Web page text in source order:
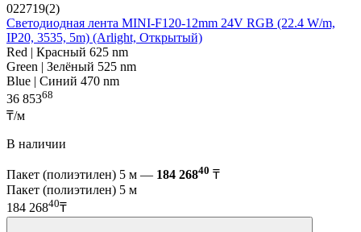
022719(2)
Светодиодная лента MINI-F120-12mm 24V RGB (22.4 W/m,
IP20, 3535, 5m) (Arlight, Открытый)
Red | Красный 625 nm
Green | Зелёный 525 nm
Blue | Синий 470 nm
36 85368
₸/м
В наличии
Пакет (полиэтилен) 5 м — 184 26840 ₸
Пакет (полиэтилен) 5 м
184 26840₸